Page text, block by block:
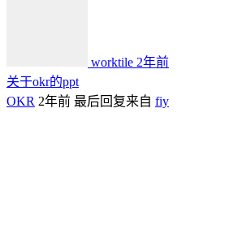
worktile 2年前
关于okr的ppt
OKR 2年前 最后回复来自 fiy